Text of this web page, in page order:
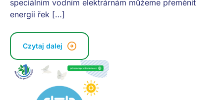
speciálním vodním elektrárnám můžeme přeměnit
energii řek […]
Czytaj dalej